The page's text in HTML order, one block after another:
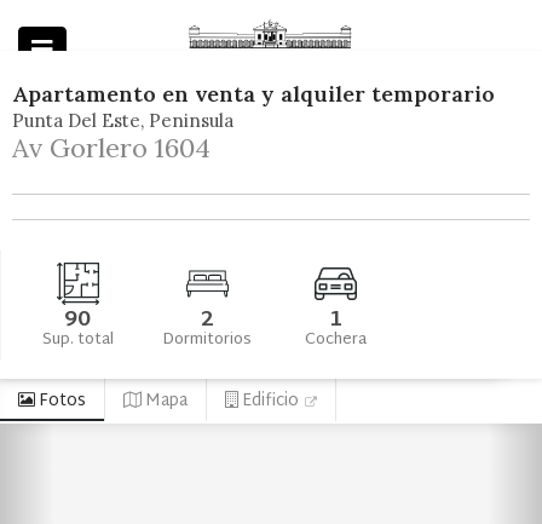
Apartamento en venta y alquiler temporario
Punta Del Este Peninsula
Av Gorlero 1604
90
Sup. total 2
Dormitorios 1
Cochera
Fotos Mapa Edificio